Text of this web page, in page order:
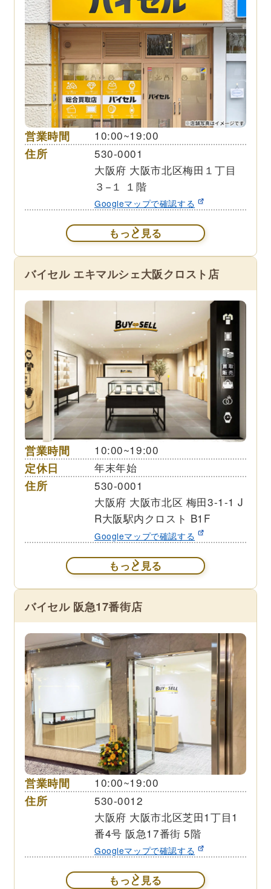
営業時間 10:00~19:00
住所
530-0001
大阪府 大阪市北区梅田１丁目
３−１ １階
Googleマップで確認する
もっと見る
バイセル エキマルシェ大阪クロスト店
営業時間 10:00~19:00
定休日 年末年始
住所
530-0001
大阪府 大阪市北区 梅田3-1-1 J
R大阪駅内クロスト B1F
Googleマップで確認する
もっと見る
バイセル 阪急17番街店
営業時間 10:00~19:00
住所
530-0012
大阪府 大阪市北区芝田1丁目1
番4号 阪急17番街 5階
Googleマップで確認する
もっと見る